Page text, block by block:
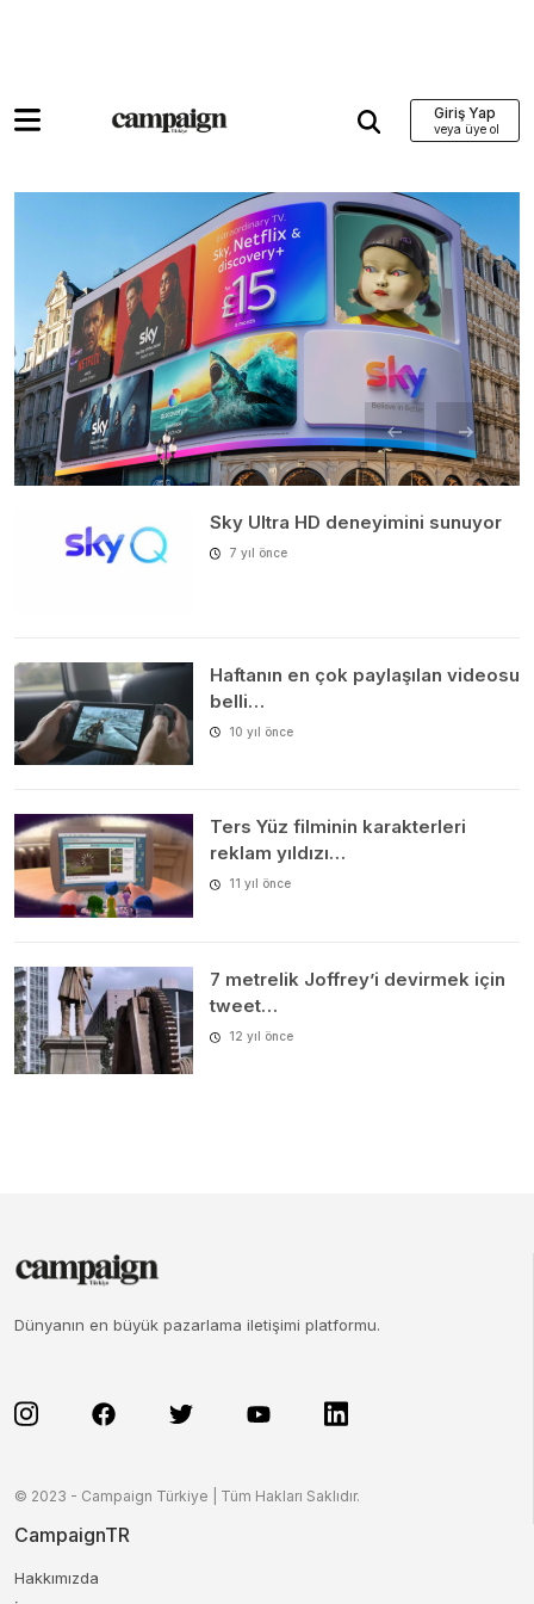
Giriş Yap
Sky Ultra HD deneyimini sunuyor
7 yıl önce
Haftanın en çok paylaşılan videosu
belli…
10 yıl önce
Ters Yüz filminin karakterleri
reklam yıldızı…
11 yıl önce
7 metrelik Joffrey’i devirmek için
tweet…
12 yıl önce
Dünyanın en büyük pazarlama iletişimi platformu.
© 2023 - Campaign Türkiye | Tüm Hakları Saklıdır.
CampaignTR
Hakkımızda